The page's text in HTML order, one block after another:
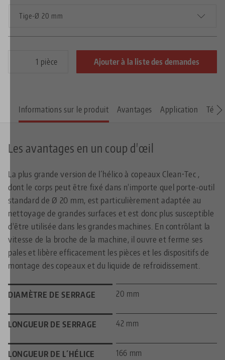
Tige-Ø 20 mm
pièce Ajouter à la liste des demandes
Informations sur le produit Avantages Application
Les avantages en un coup d'œil
La plus grande version de l´hélico à copeaux Clean•Tec ,
dont le corps peut être fixé dans n'importe quel porte-outil
standard de Ø 20 mm, est particulièrement adaptée au
nettoyage de grandes surfaces et est donc plus susceptible
d'être utilisée dans les grandes machines. En contrôlant la
vitesse de la broche de la machine, il ouvre et ferme ses
pales et libère efficacement les pièces et les dispositifs de
montage des copeaux et du liquide de refroidissement.
DIAMÈTRE DE SERRAGE 20 mm
LONGUEUR DE SERRAGE 42 mm
LONGUEUR DE L´HÉLICE 166 mm